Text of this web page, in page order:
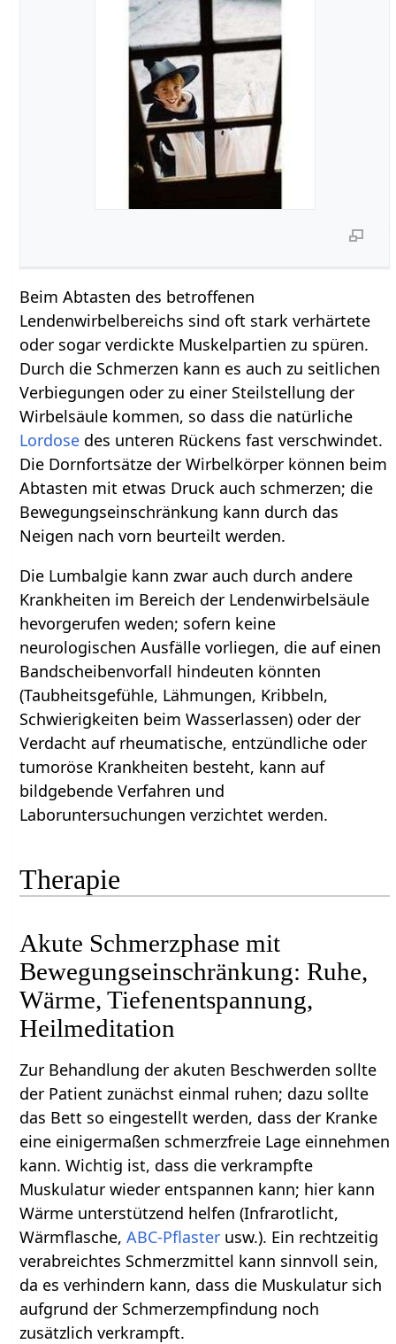
Beim Abtasten des betroffenen
Lendenwirbelbereichs sind oft stark verhärtete
oder sogar verdickte Muskelpartien zu spüren.
Durch die Schmerzen kann es auch zu seitlichen
Verbiegungen oder zu einer Steilstellung der
Wirbelsäule kommen, so dass die natürliche
Lordose des unteren Rückens fast verschwindet.
Die Dornfortsätze der Wirbelkörper können beim
Abtasten mit etwas Druck auch schmerzen; die
Bewegungseinschränkung kann durch das
Neigen nach vorn beurteilt werden.
Die Lumbalgie kann zwar auch durch andere
Krankheiten im Bereich der Lendenwirbelsäule
hevorgerufen weden; sofern keine
neurologischen Ausfälle vorliegen, die auf einen
Bandscheibenvorfall hindeuten könnten
(Taubheitsgefühle, Lähmungen, Kribbeln,
Schwierigkeiten beim Wasserlassen) oder der
Verdacht auf rheumatische, entzündliche oder
tumoröse Krankheiten besteht, kann auf
bildgebende Verfahren und
Laboruntersuchungen verzichtet werden.
Therapie
Akute Schmerzphase mit
Bewegungseinschränkung: Ruhe,
Wärme, Tiefenentspannung,
Heilmeditation
Zur Behandlung der akuten Beschwerden sollte
der Patient zunächst einmal ruhen; dazu sollte
das Bett so eingestellt werden, dass der Kranke
eine einigermaßen schmerzfreie Lage einnehmen
kann. Wichtig ist, dass die verkrampfte
Muskulatur wieder entspannen kann; hier kann
Wärme unterstützend helfen (Infrarotlicht,
Wärmflasche,ABC-Pflaster usw.). Ein rechtzeitig
verabreichtes Schmerzmittel kann sinnvoll sein,
da es verhindern kann, dass die Muskulatur sich
aufgrund der Schmerzempfindung noch
zusätzlich verkrampft.